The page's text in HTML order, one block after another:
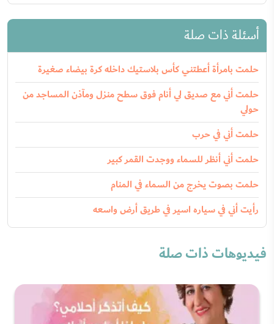
أسئلة ذات صلة
حلمت بامرأة أعطتني كأس بلاستيك داخله كرة بيضاء صغيرة
حلمت أني مع صديق لي أنام فوق سطح منزل ومآذن المساجد من
حولي
حلمت أني في حرب
حلمت أني أنظر للسماء ووجدت القمر كبير
حلمت بصوت يخرج من السماء في المنام
رأيت أني في سياره اسير في طريق أرض واسعه
فيديوهات ذات صلة